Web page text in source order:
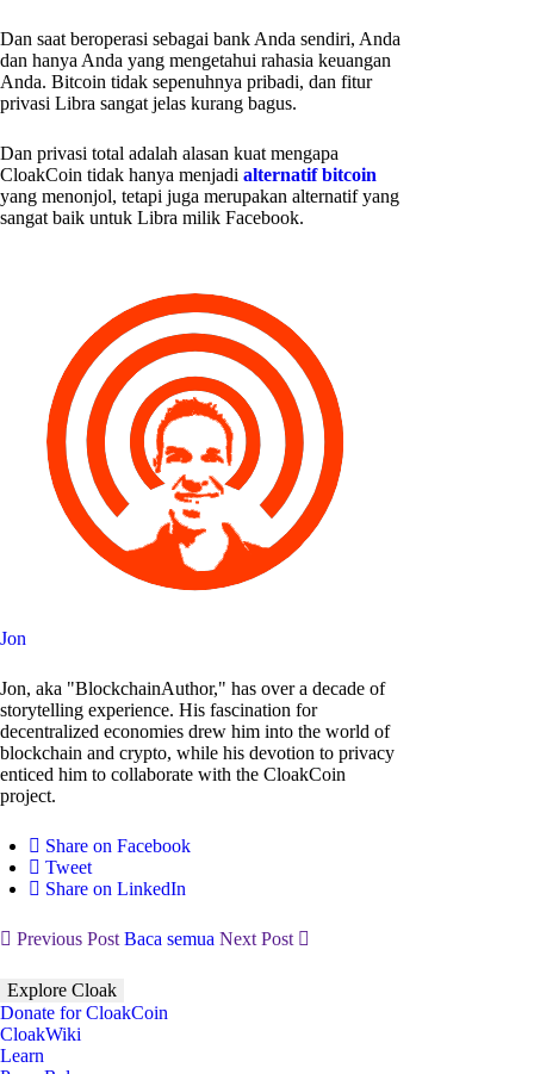
Dan saat beroperasi sebagai bank Anda sendiri, Anda
dan hanya Anda yang mengetahui rahasia keuangan
Anda. Bitcoin tidak sepenuhnya pribadi, dan fitur
privasi Libra sangat jelas kurang bagus.
Dan privasi total adalah alasan kuat mengapa
CloakCoin tidak hanya menjadi alternatif bitcoin
yang menonjol, tetapi juga merupakan alternatif yang
sangat baik untuk Libra milik Facebook.
Jon
Jon, aka "BlockchainAuthor," has over a decade of
storytelling experience. His fascination for
decentralized economies drew him into the world of
blockchain and crypto, while his devotion to privacy
enticed him to collaborate with the CloakCoin
project.
Share on Facebook
Tweet
Share on LinkedIn
Previous Post Baca semua Next Post
Explore Cloak
Donate for CloakCoin
CloakWiki
Learn